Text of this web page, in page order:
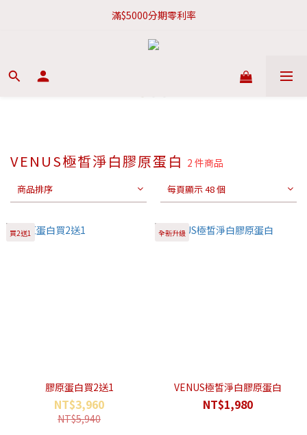
新會員現折$100購物金
滿$5000分期零利率
新會員現折$100購物金
VENUS極皙淨白膠原蛋白 2 件商品
商品排序 每頁顯示 48 個
買2送1
膠原蛋白買2送1
NT$3,960
NT$5,940
全新升級
VENUS極皙淨白膠原蛋白
NT$1,980